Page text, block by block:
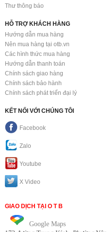
Thư thông báo
HỖ TRỢ KHÁCH HÀNG
Hướng dẫn mua hàng
Nên mua hàng tại otb.vn
Các hình thức mua hàng
Hướng dẫn thanh toán
Chính sách giao hàng
Chính sách bảo hành
Chính sách phát triển đại lý
KẾT NỐI VỚI CHÚNG TÔI
Facebook
Zalo
Youtube
X Video
GIAO DỊCH TẠI O T B
Google Maps